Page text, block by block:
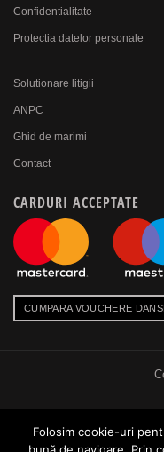
Confidentialitate
Protectia datelor personale
Solutionare litigii
ANPC
Ghid de marimi
Contact
CARDURI ACCEPTATE
CUMPARA VOUCHERE
Folosim cookie-uri